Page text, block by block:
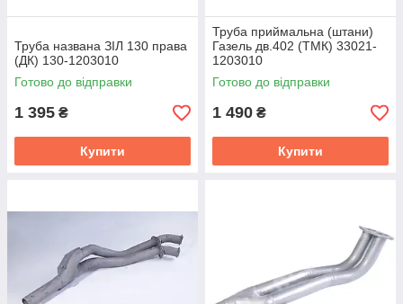
Труба названа ЗІЛ 130 права
(ДК) 130-1203010
Готово до відправки
1 395 ₴
Купити
Труба приймальна (штани)
Газель дв.402 (ТМК) 33021-
1203010
Готово до відправки
1 490 ₴
Купити